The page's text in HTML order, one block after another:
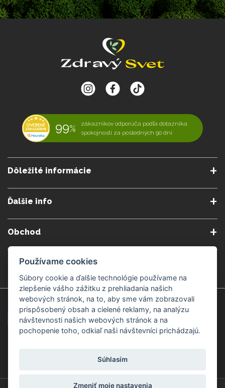
99%
zákazníkov odporúča podľa dotazníka
spokojnosti za posledných 90 dní
Dôležité informácie
Ochrana osobných údajov
Cookies nastavenia
Ďalšie info
Gemmoterapia
Obchod
Nakupuj bezpečne Veľkoobchod
Kamenné predajne
Považská Bystrica v Kauflande Považská Bystrica Mpark
Žilina Čadca
Záruka kvality
Používame cookies
Súbory cookie a ďalšie technológie používame na
zlepšenie vášho zážitku z prehliadania našich
webových stránok, na to, aby sme vám zobrazovali
prispôsobený obsah a cielené reklamy, na analýzu
návštevnosti našich webových stránok a na
pochopenie toho, odkiaľ naši návštevníci prichádzajú.
Súhlasím
Zmeniť moje nastavenia